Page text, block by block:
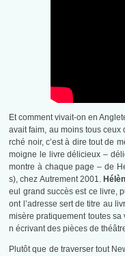
Et comment vivait-on en
avait faim, au moins tous ceux
rché noir, c’est à dire tout de
moigne le livre délicieux –
montre à chaque page – de
s), chez Autrement 2001.
eul grand succès est ce livre,
ont l’adresse sert de titre au
misère pratiquement toutes
n écrivant des pièces de
Plutôt que de traverser tout